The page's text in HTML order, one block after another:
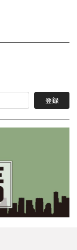
登録